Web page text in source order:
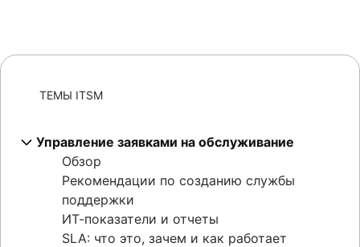
ТЕМЫ ITSM
Управление заявками на обслуживание
Обзор
Рекомендации по созданию службы
поддержки
ИТ-показатели и отчеты
SLA: что это, зачем и как работает